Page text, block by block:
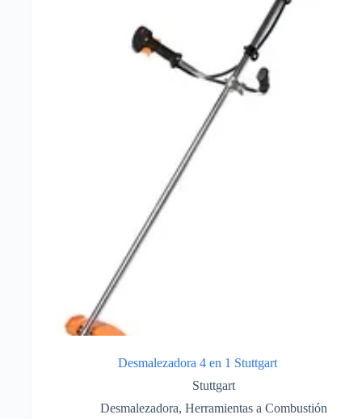
Desmalezadora 4 en 1 Stuttgart
Stuttgart
Desmalezadora, Herramientas a Combustión